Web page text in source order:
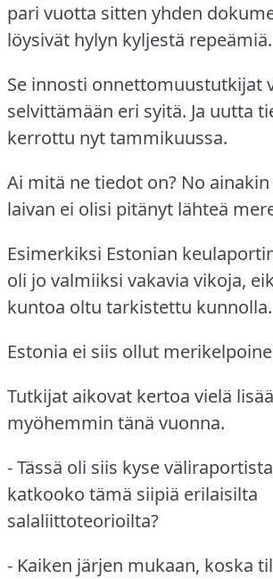
pari vuotta sitten yhden
löysivät hylyn kyljestä repeämiä.
Se innosti onnettomuustutkijat
selvittämään eri syitä. Ja uutta
kerrottu nyt tammikuussa.
Ai mitä ne tiedot on? No
laivan ei olisi pitänyt lähteä
Esimerkiksi Estonian
oli jo valmiiksi vakavia vikoja,
kuntoa oltu tarkistettu kunnolla.
Estonia ei siis ollut
Tutkijat aikovat kertoa vielä
myöhemmin tänä vuonna.
- Tässä oli siis kyse
katkooko tämä siipiä erilaisilta
salaliittoteorioilta?
- Kaiken järjen mukaan, koska